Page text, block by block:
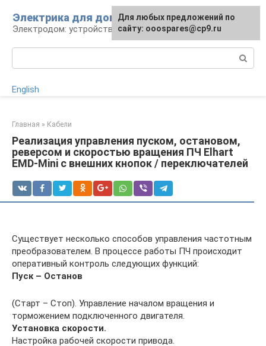
контенту
Электрика для дома
Электродом: устройства, кабели, ремонт
English
Главная » Кабели
Реализация управления пуском, остановом,
реверсом и скоростью вращения ПЧ Elhart
EMD-Mini с внешних кнопок / переключателей
Существует несколько способов управления частотным
преобразователем. В процессе работы ПЧ происходит
оперативный контроль следующих функций:
Пуск – Останов
(Старт – Стоп). Управление началом вращения и
торможением подключенного двигателя.
Установка скорости.
Настройка рабочей скорости привода.
Для любых предложений по
сайту: ooospares@cp9.ru